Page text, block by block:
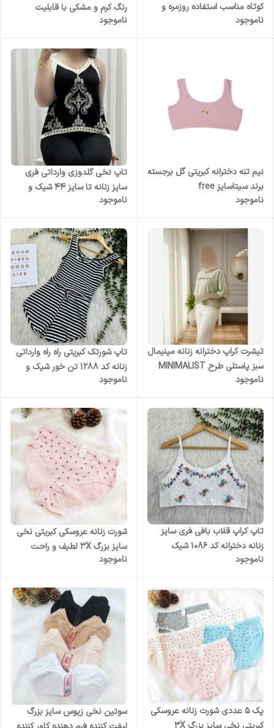
کوتاه مناسب استفاده روزمره و
مجلسی
ناموجود
رنگ کرم و مشکی با قابلیت
تعویض بند
ناموجود
نیم تنه دخترانه کبریتی گل برجسته
برند سیتاسایز free
ناموجود
تاپ نخی گلدوزی وارداتی فری
سایز زنانه تا سایز 44 شیک و
راحت چهار فصل
ناموجود
تیشرت کراپ دخترانه زنانه مینیمال
سبز پاستلی طرح MINIMALIST
ناموجود
تاپ شورتک کبریتی راه راه وارداتی
زنانه کد 1288 تن خور شیک و
راحت چهارفصل
ناموجود
تاپ کراپ قلاب بافی فری سایز
زنانه دخترانه کد 1086 شیک
مناسب روزمره و مجلس
ناموجود
شورت زنانه عروسکی کبریتی نخی
سایز بزرگ 3X لطیف و راحت
ناموجود
پک 5 عددی شورت زنانه عروسکی
سوتین نخی زیوس سایز بزرگ